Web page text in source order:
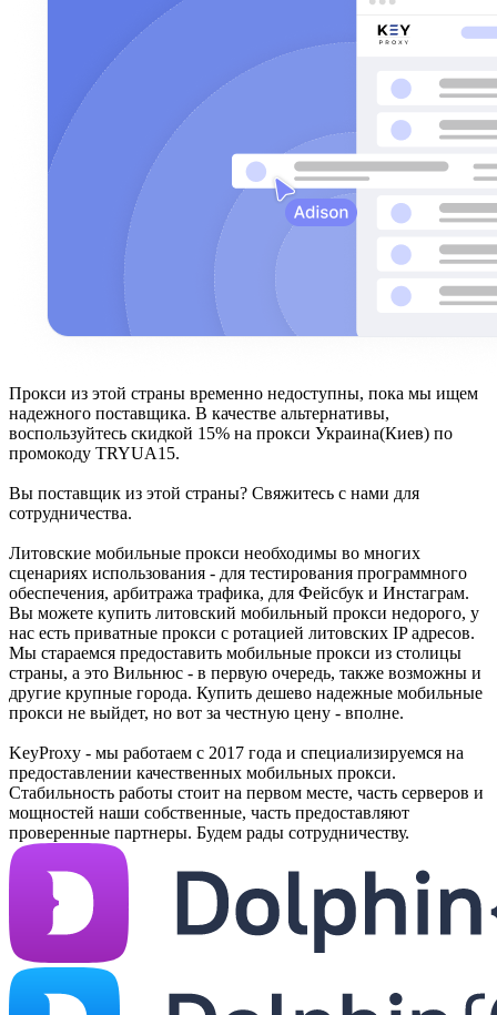
Прокси из этой страны временно недоступны, пока мы ищем
надежного поставщика. В качестве альтернативы,
воспользуйтесь скидкой 15% на прокси Украина(Киев) по
промокоду TRYUA15.
Вы поставщик из этой страны? Свяжитесь с нами для
сотрудничества.
Литовские мобильные прокси необходимы во многих
сценариях использования - для тестирования программного
обеспечения, арбитража трафика, для Фейсбук и Инстаграм.
Вы можете купить литовский мобильный прокси недорого, у
нас есть приватные прокси с ротацией литовских IP адресов.
Мы стараемся предоставить мобильные прокси из столицы
страны, а это Вильнюс - в первую очередь, также возможны и
другие крупные города. Купить дешево надежные мобильные
прокси не выйдет, но вот за честную цену - вполне.
KeyProxy - мы работаем с 2017 года и специализируемся на
предоставлении качественных мобильных прокси.
Стабильность работы стоит на первом месте, часть серверов и
мощностей наши собственные, часть предоставляют
проверенные партнеры. Будем рады сотрудничеству.